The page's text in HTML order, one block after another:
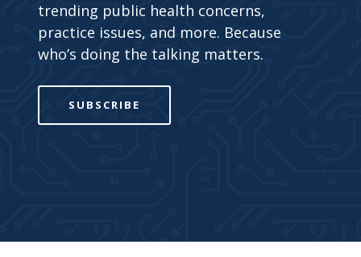
trending public health concerns,
practice issues, and more. Because
who’s doing the talking matters.
SUBSCRIBE